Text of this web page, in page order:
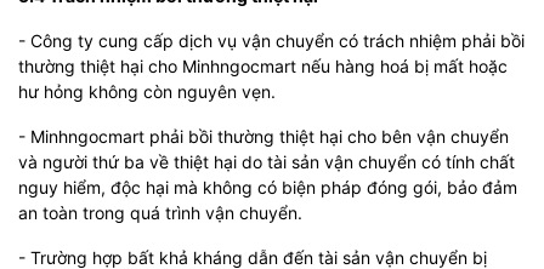
- Công ty cung cấp dịch vụ vận chuyển có trách nhiệm phải bồi
thường thiệt hại cho Minhngocmart nếu hàng hoá bị mất hoặc
hư hỏng không còn nguyên vẹn.
- Minhngocmart phải bồi thường thiệt hại cho bên vận chuyển
và người thứ ba về thiệt hại do tài sản vận chuyển có tính chất
nguy hiểm, độc hại mà không có biện pháp đóng gói, bảo đảm
an toàn trong quá trình vận chuyển.
- Trường hợp bất khả kháng dẫn đến tài sản vận chuyển bị